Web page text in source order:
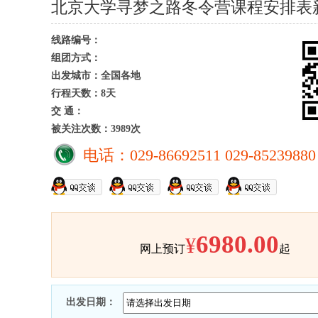
北京大学寻梦之路冬令营课程安排表
线路编号：
组团方式：
出发城市：全国各地
行程天数：8天
交 通：
被关注次数：3989次
电话：029-86692511 029-85239880
网上预订¥6980.00起
出发日期：